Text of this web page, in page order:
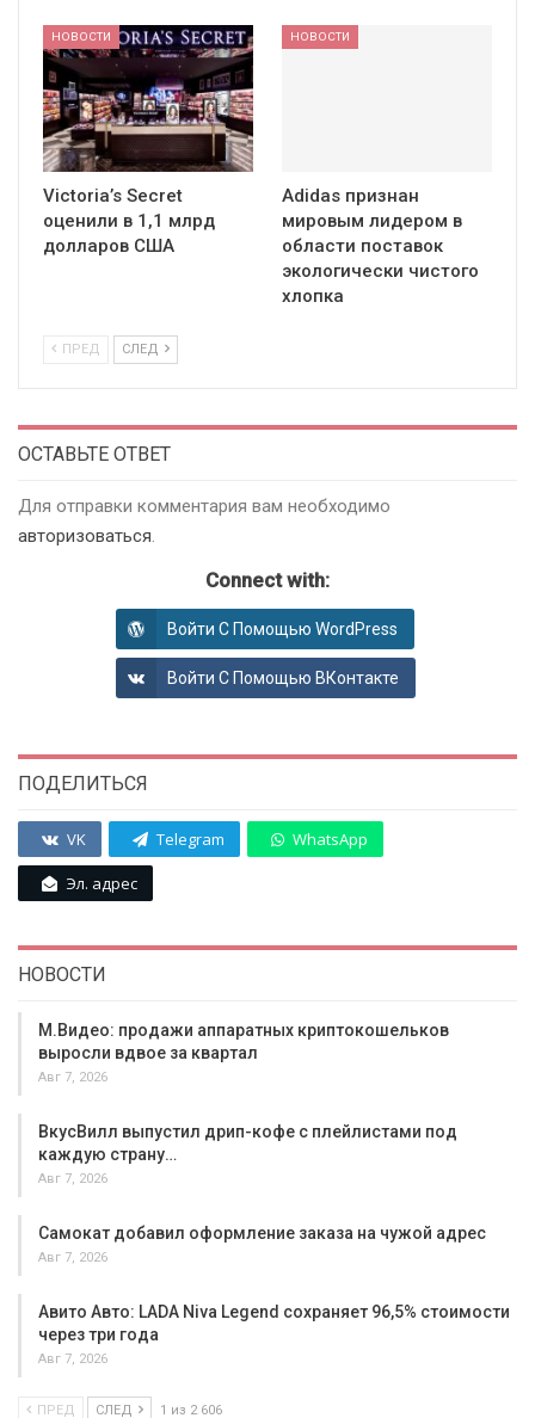
НОВОСТИ
Victoria’s Secret
оценили в 1,1 млрд
долларов США
НОВОСТИ
Adidas признан
мировым лидером в
области поставок
экологически чистого
хлопка
ПРЕД СЛЕД
ОСТАВЬТЕ ОТВЕТ
Для отправки комментария вам необходимо
авторизоваться.
Connect with:
Войти С Помощью WordPress
Войти С Помощью ВКонтакте
ПОДЕЛИТЬСЯ
VK Telegram WhatsApp
Эл. адрес
НОВОСТИ
М.Видео: продажи аппаратных криптокошельков
выросли вдвое за квартал
Авг 7, 2026
ВкусВилл выпустил дрип-кофе с плейлистами под
каждую страну…
Авг 7, 2026
Самокат добавил оформление заказа на чужой адрес
Авг 7, 2026
Авито Авто: LADA Niva Legend сохраняет 96,5% стоимости
через три года
Авг 7, 2026
ПРЕД СЛЕД 1 из 2 606